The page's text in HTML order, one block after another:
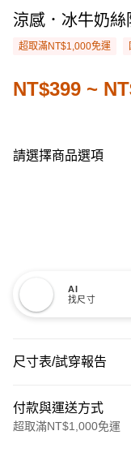
涼感．冰牛奶
超取滿NT$1,000免運
NT$399 ~
請選擇商品選項
AI
找尺寸
尺寸表/試穿報告
付款與運送方式
超取滿NT$1,000免運